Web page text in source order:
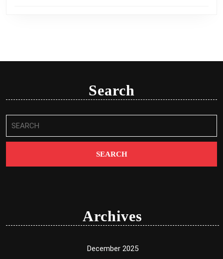
Search
for:
Archives
December 2025